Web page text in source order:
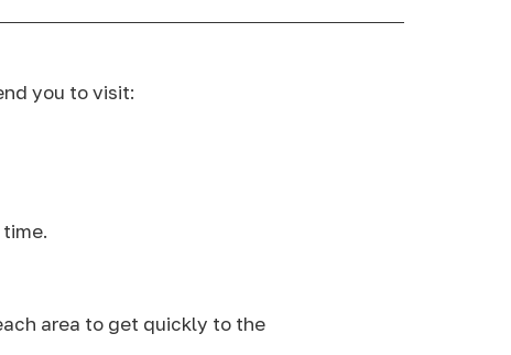
you to visit:
area to get quickly to the